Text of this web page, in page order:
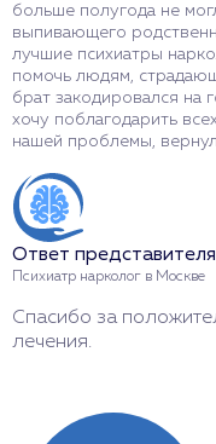
больше полугода не
выпивающего
лучшие психиатры
помочь людям,
брат закодировался на
хочу поблагодарить
нашей проблемы,
Ответ
Психиатр нарколог в Москве
Спасибо за
лечения.